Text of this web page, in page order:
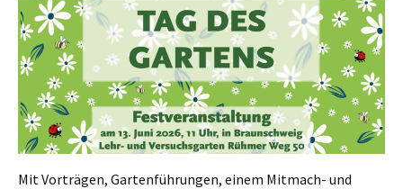
Mit Vorträgen, Gartenführungen, einem Mitmach- und